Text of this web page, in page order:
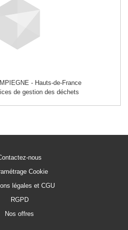
- Hauts-de-France
de gestion des déchets
nous
Cookie
légales et CGU
RGPD
Nos offres